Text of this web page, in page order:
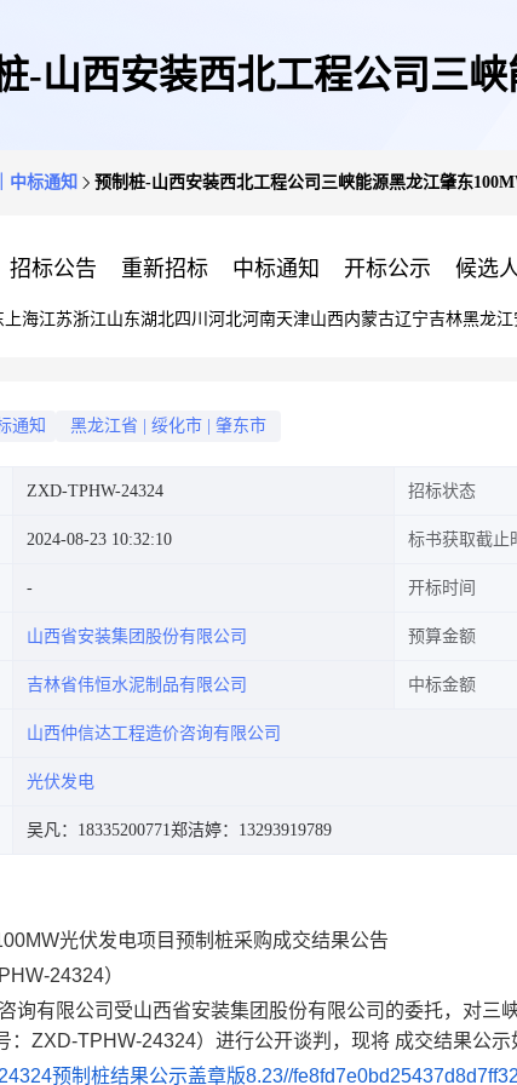
-山西安装西北工程公司三
中标通知 预制桩-山西安装西北工程公司三峡能源黑龙江肇东
招标公告 重新招标 中标通知 开标公示 候选
上海江苏浙江山东湖北四川 河北河南天津山西内蒙古辽宁吉林黑龙江
通知 黑龙江省 绥化市 肇东市
ZXD-TPHW-24324 招标状态
2024-08-23 10:32:10 标书获取截止
开标时间
山西省安装集团股份有限公司 预算金额
吉林省伟恒水泥制品有限公司 中标金额
山西仲信达工程造价咨询有限公司
光伏发电
吴凡：18335200771郑洁婷：13293919789
光伏发电项目预制桩采购成交结果公告
24324）
询有限公司受山西省安装集团股份有限公司的委托，对三
：ZXD-TPHW-24324）进行公开谈判，现将 成交结果公示
24324预制桩结果公示盖章版8.23//